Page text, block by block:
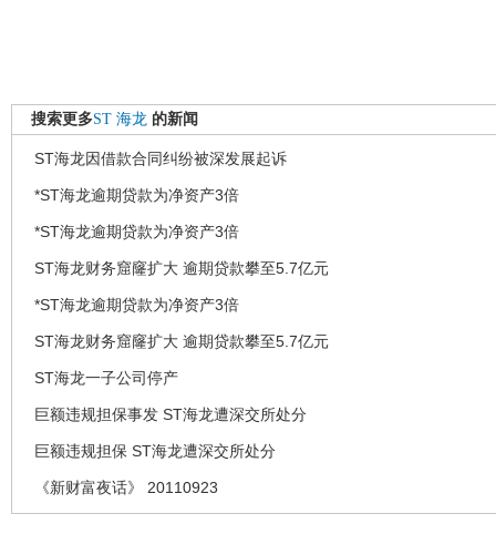
搜索更多ST 海龙 的新闻
ST海龙因借款合同纠纷被深发展起诉
*ST海龙逾期贷款为净资产3倍
*ST海龙逾期贷款为净资产3倍
ST海龙财务窟窿扩大 逾期贷款攀至5.7亿元
*ST海龙逾期贷款为净资产3倍
ST海龙财务窟窿扩大 逾期贷款攀至5.7亿元
ST海龙一子公司停产
巨额违规担保事发 ST海龙遭深交所处分
巨额违规担保 ST海龙遭深交所处分
《新财富夜话》 20110923